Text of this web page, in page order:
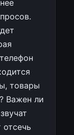
товары
Важен ли